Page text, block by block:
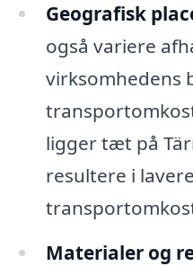
Geografisk
også variere
virksomhedens
ligger tæt på
resultere i lavere
Materialer og